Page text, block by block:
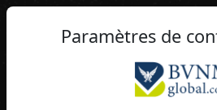
Paramètres de